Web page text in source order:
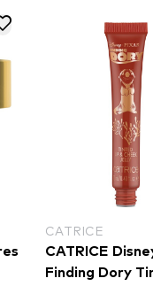
CATRICE
CATRICE
Finding Dory